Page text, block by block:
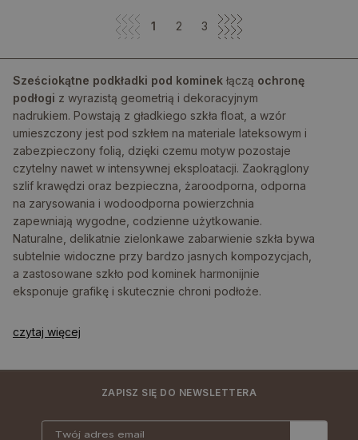
1 2 3
Sześciokątne podkładki pod kominek łączą ochronę
podłogi z wyrazistą geometrią i dekoracyjnym
nadrukiem. Powstają z gładkiego szkła float, a wzór
umieszczony jest pod szkłem na materiale lateksowym i
zabezpieczony folią, dzięki czemu motyw pozostaje
czytelny nawet w intensywnej eksploatacji. Zaokrąglony
szlif krawędzi oraz bezpieczna, żaroodporna, odporna
na zarysowania i wodoodporna powierzchnia
zapewniają wygodne, codzienne użytkowanie.
Naturalne, delikatnie zielonkawe zabarwienie szkła bywa
subtelnie widoczne przy bardzo jasnych kompozycjach,
a zastosowane szkło pod kominek harmonijnie
eksponuje grafikę i skutecznie chroni podłoże.
czytaj więcej
ZAPISZ SIĘ DO NEWSLETTERA